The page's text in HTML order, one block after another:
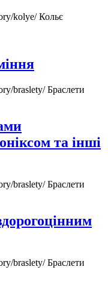
kolye/Кольє
braslety/Браслети
та інші
braslety/Браслети
braslety/Браслети